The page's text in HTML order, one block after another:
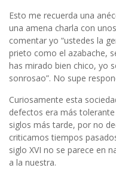
Esto me recuerda una
una amena charla con
comentar yo “ustedes la
prieto como el azabache,
has mirado bien chico, yo
sonrosao”. No supe
Curiosamente esta
defectos era más
siglos más tarde, por no
criticamos tiempos
siglo XVI no se parece en
a la nuestra.